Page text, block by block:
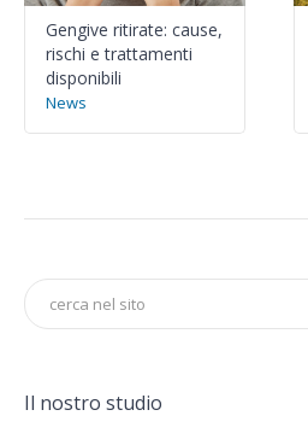
Gengive ritirate: cause,
rischi e trattamenti
disponibili
News
Il nostro studio